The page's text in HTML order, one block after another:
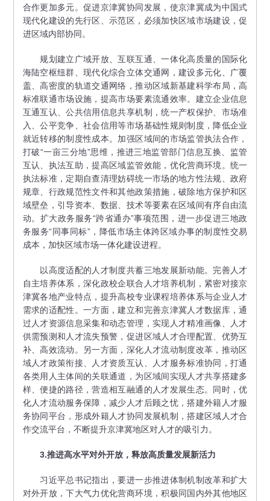
合作更加多元。促进京津冀协同发展，使京津冀成为中国式
现代化建设的先行区、示范区，必须加快区域市场建设，促
进区域内部协同。
规划建立广域开放、互联互通、一体化高质量的国际化
海陆空枢纽群、现代化综合立体交通网，建设多元化、广覆
盖、高密度的轨道交通网络，推动区域新基建科学布局，高
标准联通市场设施，提高市场要素流通效率。建立企业信息
互通互认、公共信用信息共享机制，统一产权保护、市场准
入、公平竞争、社会信用等市场基础性规则制度，降低企业
就近转移的制度性成本。加强区域间的市场监管执法合作，
打破“一亩三分地”思维，推进三地监管部门信息互换、监管
互认、执法互助，提高区域监管效能，优化营商环境。统一
执法标准，定期自查清理妨碍统一市场的地方性法规、政府
规章、行政规范性文件和其他政策措施，破除地方保护和区
域壁垒，引导资本、数据、技术等要素在区域间有序自由流
动。扩大政务服务“跨省通办”事项范围，进一步促进三地政
务服务“同事同标”，降低市场主体跨区域办事的制度性交易
成本，加快区域市场一体化建设进程。
以高度适配的人才制度共蓄三地发展新动能。完善人才
自主培养体系，深化政校企联合人才培养机制，紧密对接京
津冀各地产业特点，提升高校专业课程培养体系与企业人才
需求的适配性。一方面，建立和完善京津冀人才数据库，通
过人才资源信息采集和动态管理，实现人才精准画像、人才
供需预测和人才流失预警，促进区域人才合理配置、优势互
补、高效流动。另一方面，深化人才流动制度改革，推动区
域人才政策衔接、人才资质互认、人才服务标准协同，打通
各类用人主体间的关联通道，为区域间实现人才共享搭建多
样、便捷的路径，营造相互融通的人才发展生态。同时，优
化人才流动服务保障，减少人才后顾之忧，搭建外籍人才服
务协同平台，形成外籍人才协同发展机制，搭建区域人才合
作交流平台，不断提升京津冀地区对人才的吸引力。
3.推进高水平对外开放，释放高质量发展新活力
习近平总书记指出，要进一步推进体制机制改革和扩大
对外开放，下大气力优化营商环境，积极同国内外其他地区